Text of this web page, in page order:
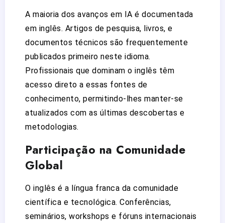
A maioria dos avanços em IA é documentada
em inglês. Artigos de pesquisa, livros, e
documentos técnicos são frequentemente
publicados primeiro neste idioma.
Profissionais que dominam o inglês têm
acesso direto a essas fontes de
conhecimento, permitindo-lhes manter-se
atualizados com as últimas descobertas e
metodologias.
Participação na Comunidade
Global
O inglês é a língua franca da comunidade
científica e tecnológica. Conferências,
seminários, workshops e fóruns internacionais